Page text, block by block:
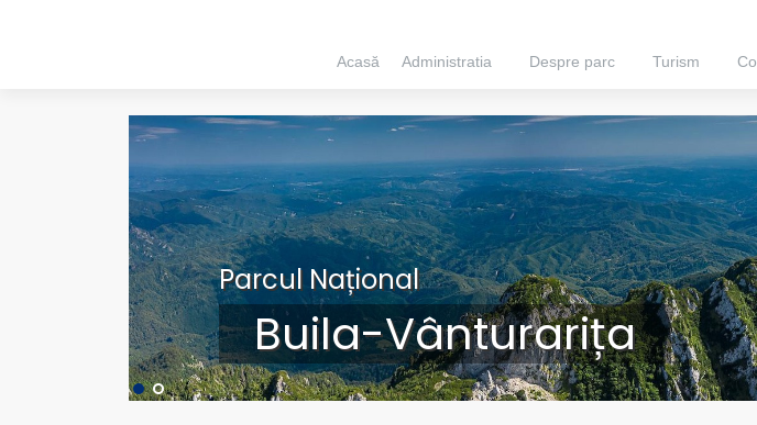
Acasă Administratia Despre parc Turism
Parcul Național
Buila-Vânturarița